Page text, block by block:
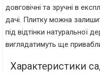
довговічні та зручні в
дачі. Плитку можна
під відтінки натуральної
виглядатимуть ще
Характеристики